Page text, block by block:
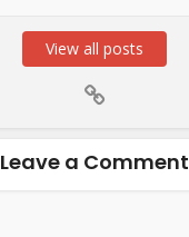
View all posts
Leave a Comment